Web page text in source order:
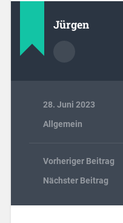
Jürgen
28. Juni 2023
Allgemein
Vorheriger Beitrag
Nächster Beitrag